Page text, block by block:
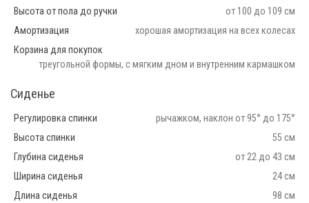
Высота от пола до ручки
от 100 до 109 см
Амортизация
хорошая амортизация на всех колесах
Корзина для покупок
треугольной формы, с мягким дном и внутренним кармашком
Сиденье
Регулировка спинки
рычажком, наклон от 95° до 175°
Высота спинки
55 см
Глубина сиденья
от 22 до 43 см
Ширина сиденья
24 см
Длина сиденья
98 см